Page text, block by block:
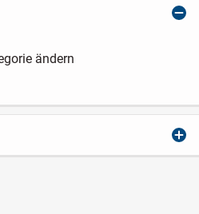
ändern